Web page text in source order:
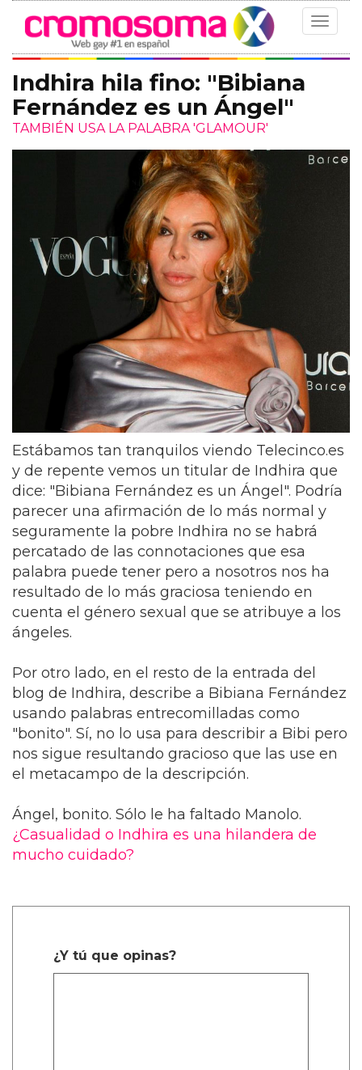
Toggle
Indhira hila fino: "Bibiana
Fernández es un Ángel"
TAMBIÉN USA LA PALABRA 'GLAMOUR'
Estábamos tan tranquilos viendo Telecinco.es
y de repente vemos un titular de Indhira que
dice: "Bibiana Fernández es un Ángel". Podría
parecer una afirmación de lo más normal y
seguramente la pobre Indhira no se habrá
percatado de las connotaciones que esa
palabra puede tener pero a nosotros nos ha
resultado de lo más graciosa teniendo en
cuenta el género sexual que se atribuye a los
ángeles.
Por otro lado, en el resto de la entrada del
blog de Indhira, describe a Bibiana Fernández
usando palabras entrecomilladas como
"bonito". Sí, no lo usa para describir a Bibi pero
nos sigue resultando gracioso que las use en
el metacampo de la descripción.
Ángel, bonito. Sólo le ha faltado Manolo.
¿Casualidad o Indhira es una hilandera de
mucho cuidado?
¿Y tú que opinas?